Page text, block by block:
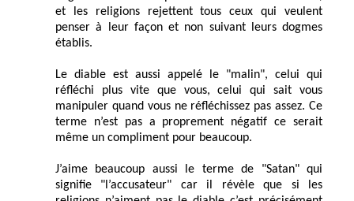
et les religions rejettent tous ceux qui veulent
penser à leur façon et non suivant leurs dogmes
établis.
Le diable est aussi appelé le "malin", celui qui
réfléchi plus vite que vous, celui qui sait vous
manipuler quand vous ne réfléchissez pas assez. Ce
terme n’est pas a proprement négatif ce serait
même un compliment pour beaucoup.
J’aime beaucoup aussi le terme de "Satan" qui
signifie "l’accusateur" car il révèle que si les